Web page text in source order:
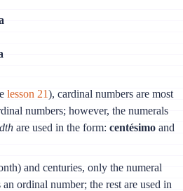
lesson 21), cardinal numbers are most
numbers; however, the numerals
are used in the form:centésimo and
and centuries, only the numeral
ordinal number; the rest are used in